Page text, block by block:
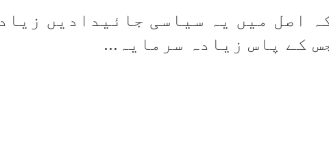
اصل میں یہ سیاسی جائیدادیں
کے پاس زیادہ سرمایہ...